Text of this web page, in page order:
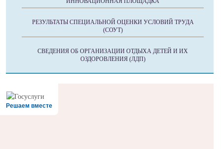
РЕЗУЛЬТАТЫ СПЕЦИАЛЬНОЙ ОЦЕНКИ УСЛОВИЙ ТРУДА
(СОУТ)
СВЕДЕНИЯ ОБ ОРГАНИЗАЦИИ ОТДЫХА ДЕТЕЙ И ИХ
ОЗДОРОВЛЕНИЯ (ЛДП)
Решаем вместе